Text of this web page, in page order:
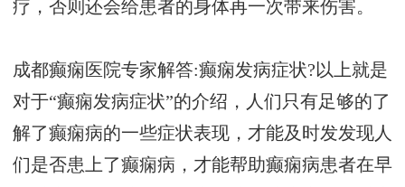
疗，否则还会给患者的身体再一次带来伤害。
成都癫痫医院专家解答:癫痫发病症状?以上就是
对于“癫痫发病症状”的介绍，人们只有足够的了
解了癫痫病的一些症状表现，才能及时发发现人
们是否患上了癫痫病，才能帮助癫痫病患者在早